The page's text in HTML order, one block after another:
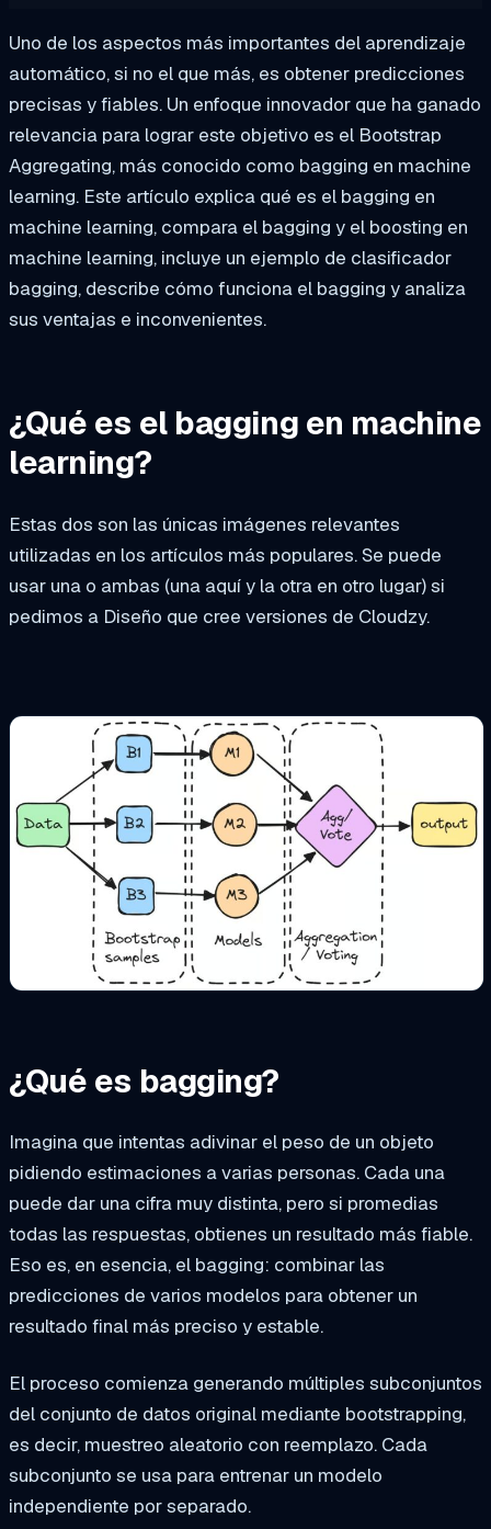
Uno de los aspectos más importantes del aprendizaje
automático, si no el que más, es obtener predicciones
precisas y fiables. Un enfoque innovador que ha ganado
relevancia para lograr este objetivo es el Bootstrap
Aggregating, más conocido como bagging en machine
learning. Este artículo explica qué es el bagging en
machine learning, compara el bagging y el boosting en
machine learning, incluye un ejemplo de clasificador
bagging, describe cómo funciona el bagging y analiza
sus ventajas e inconvenientes.
¿Qué es el bagging en machine
learning?
Estas dos son las únicas imágenes relevantes
utilizadas en los artículos más populares. Se puede
usar una o ambas (una aquí y la otra en otro lugar) si
pedimos a Diseño que cree versiones de Cloudzy.
¿Qué es bagging?
Imagina que intentas adivinar el peso de un objeto
pidiendo estimaciones a varias personas. Cada una
puede dar una cifra muy distinta, pero si promedias
todas las respuestas, obtienes un resultado más fiable.
Eso es, en esencia, el bagging: combinar las
predicciones de varios modelos para obtener un
resultado final más preciso y estable.
El proceso comienza generando múltiples subconjuntos
del conjunto de datos original mediante bootstrapping,
es decir, muestreo aleatorio con reemplazo. Cada
subconjunto se usa para entrenar un modelo
independiente por separado.